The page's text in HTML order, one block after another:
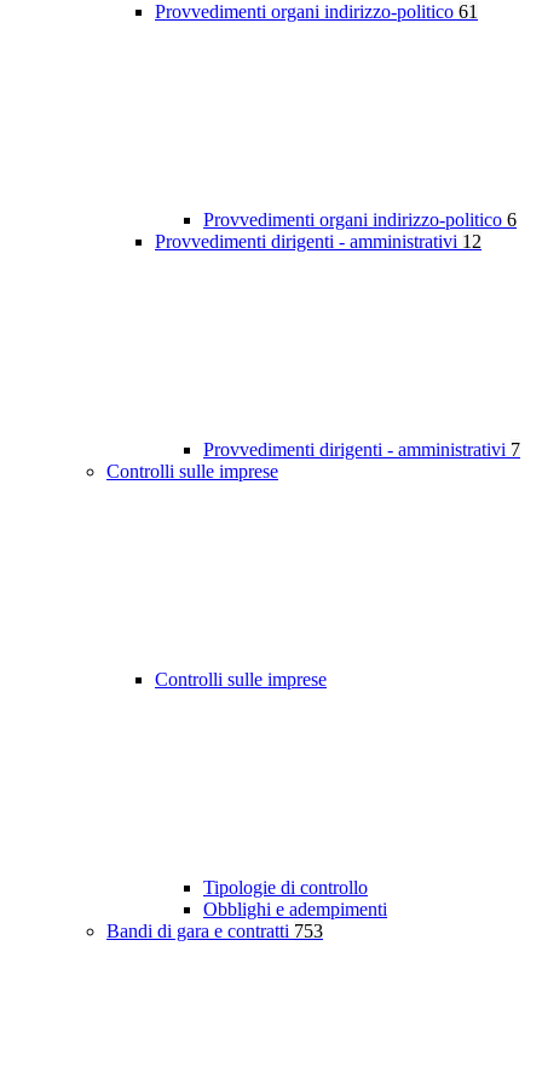
Provvedimenti organi indirizzo-politico 61
Provvedimenti organi indirizzo-politico 6
Provvedimenti dirigenti - amministrativi 12
Provvedimenti dirigenti - amministrativi 7
Controlli sulle imprese
Controlli sulle imprese
Tipologie di controllo
Obblighi e adempimenti
Bandi di gara e contratti 753